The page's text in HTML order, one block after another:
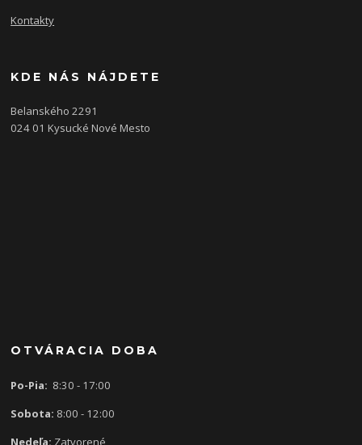
Kontakty
KDE NÁS NÁJDETE
Belanského 2291
024 01 Kysucké Nové Mesto
OTVÁRACIA DOBA
Po-Pia: 8:30 - 17:00
Sobota: 8:00 - 12:00
Nedeľa: Zatvorené